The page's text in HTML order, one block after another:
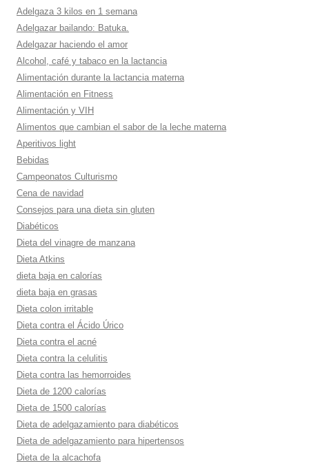
Adelgaza 3 kilos en 1 semana
Adelgazar bailando: Batuka.
Adelgazar haciendo el amor
Alcohol, café y tabaco en la lactancia
Alimentación durante la lactancia materna
Alimentación en Fitness
Alimentación y VIH
Alimentos que cambian el sabor de la leche materna
Aperitivos light
Bebidas
Campeonatos Culturismo
Cena de navidad
Consejos para una dieta sin gluten
Diabéticos
Dieta del vinagre de manzana
Dieta Atkins
dieta baja en calorí­as
dieta baja en grasas
Dieta colon irritable
Dieta contra el Ácido Úrico
Dieta contra el acné
Dieta contra la celulitis
Dieta contra las hemorroides
Dieta de 1200 calorí­as
Dieta de 1500 calorí­as
Dieta de adelgazamiento para diabéticos
Dieta de adelgazamiento para hipertensos
Dieta de la alcachofa